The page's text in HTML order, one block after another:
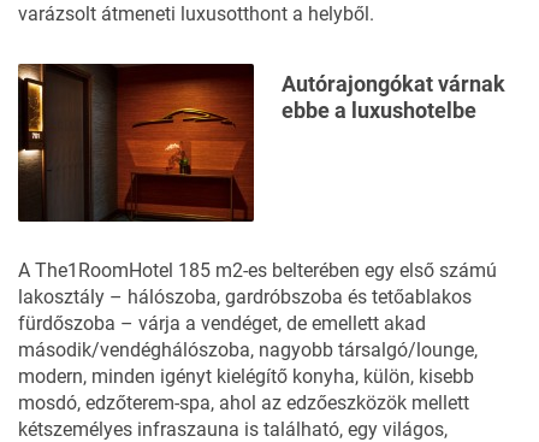
varázsolt átmeneti luxusotthont a helyből.
Autórajongókat várnak
ebbe a luxushotelbe
A The1RoomHotel 185 m2-es belterében egy első számú
lakosztály – hálószoba, gardróbszoba és tetőablakos
fürdőszoba – várja a vendéget, de emellett akad
második/vendéghálószoba, nagyobb társalgó/lounge,
modern, minden igényt kielégítő konyha, külön, kisebb
mosdó, edzőterem-spa, ahol az edzőeszközök mellett
kétszemélyes infraszauna is található, egy világos,